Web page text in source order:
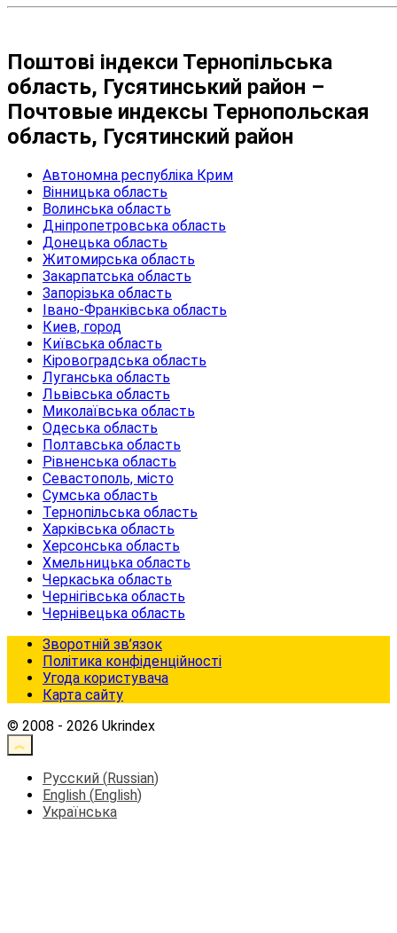
Поштові індекси Тернопільська
область, Гусятинський район –
Почтовые индексы Тернопольская
область, Гусятинский район
Автономна республіка Крим
Вінницька область
Волинська область
Дніпропетровська область
Донецька область
Житомирська область
Закарпатська область
Запорізька область
Івано-Франківська область
Киев, город
Київська область
Кіровоградська область
Луганська область
Львівська область
Миколаївська область
Одеська область
Полтавська область
Рівненська область
Севастополь, місто
Сумська область
Тернопільська область
Харківська область
Херсонська область
Хмельницька область
Черкаська область
Чернігівська область
Чернівецька область
Зворотній зв’язок
Політика конфіденційності
Угода користувача
Карта сайту
© 2008 - 2026 Ukrindex
Русский (Russian)
English (English)
Українська